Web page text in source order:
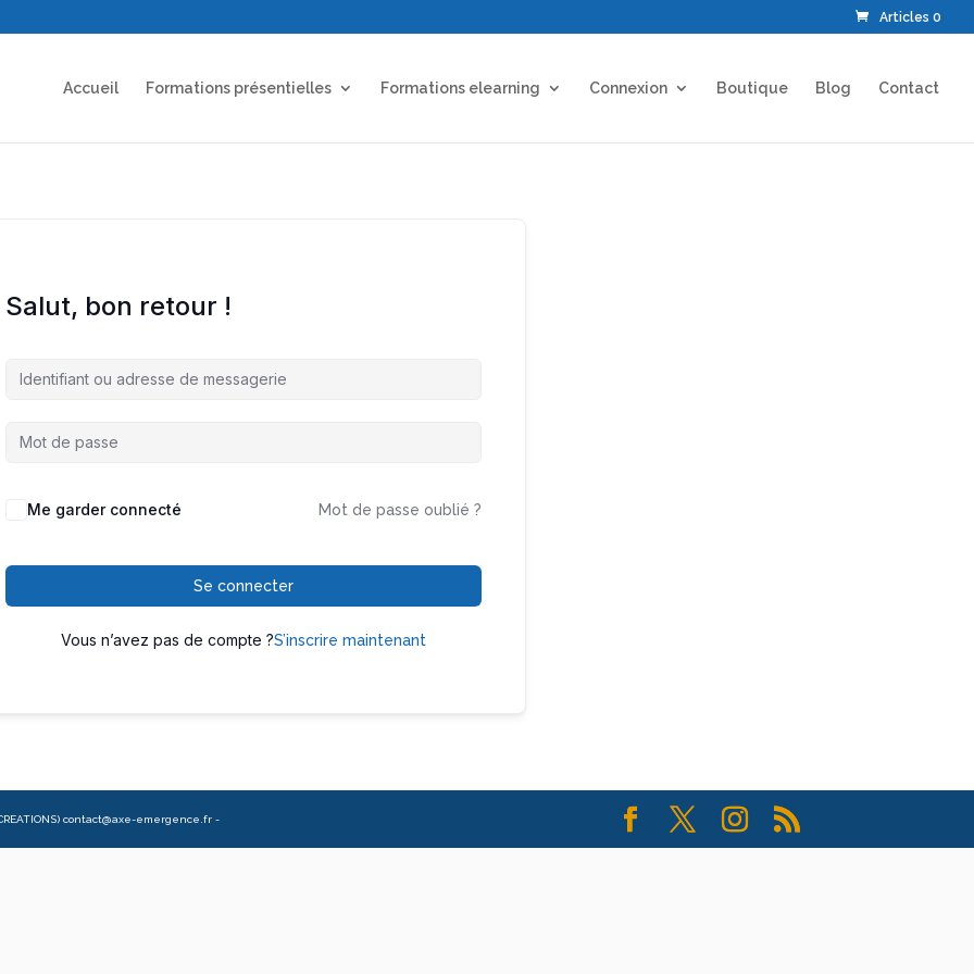
Articles 0
Accueil Formations présentielles Formations elearning Connexion Boutique Blog Contact
Salut, bon retour !
Me garder connecté Mot de passe oublié ?
Se connecter
Vous n’avez pas de compte ?S’inscrire maintenant
contact@axe-emergence.fr -